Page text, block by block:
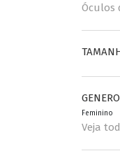
GRIFES
Óculos
GENERO
Feminino
Veja